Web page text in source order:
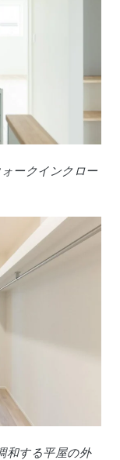
ークインクロー
和する平屋の外